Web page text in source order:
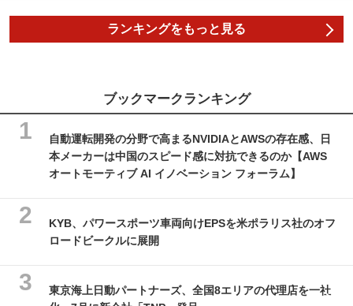
ランキングをもっと見る
ブックマークランキング
自動運転開発の分野で高まるNVIDIAとAWSの存在感、日
本メーカーは中国のスピード感に対抗できるのか【AWS
オートモーティブ AI イノベーション フォーラム】
KYB、パワースポーツ車両向けEPSを米ポラリス社のオフ
ロードビークルに展開
東京海上日動パートナーズ、全国8エリアの代理店を一社